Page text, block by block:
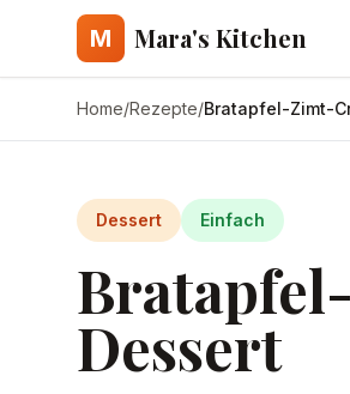
M Mara's Kitchen
Home/Rezepte/Bratapfel-Zimt-
Dessert Einfach
Dessert